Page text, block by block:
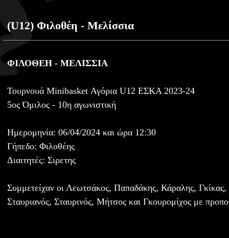
(U12) Φιλοθέη - Μελίσσια
ΦΙΛΟΘΕΗ - ΜΕΛΙΣΣΙΑ
Τουρνουά Minibasket Αγόρια U12 ΕΣΚΑ 2023-24
5ος Όμιλος - 10η αγωνιστική
Ημερομηνία: 06/04/2024 και ώρα 12:30
Γήπεδο: Φιλοθέης
Διαιτητές: Σιρετης
Συμμετείχαν οι Λεωτσάκος, Παπαδάκης, Κάραλης,
Σταυριανός, Σταυρινός, Μήτσος και Γκουρομίχος με